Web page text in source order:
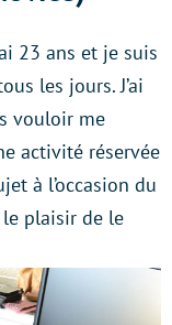
23 ans et je suis
les jours. J’ai
vouloir me
activité réservée
à l’occasion du
le plaisir de le